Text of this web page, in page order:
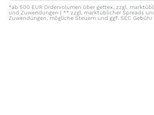
*ab 500 EUR Ordervolumen über gettex, zzgl.
und Zuwendungen | ** zzgl. marktüblicher Spreads
Zuwendungen, mögliche Steuern und ggf. SEC Gebühr